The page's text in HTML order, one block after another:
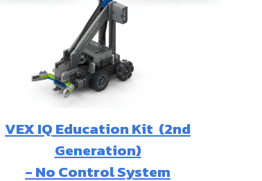
VEX IQ Education Kit (2nd
Generation)
- No Control System